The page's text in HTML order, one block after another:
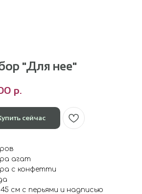
"Для нее"
р.
сейчас
агат
с конфетти
см с перьями и надписью